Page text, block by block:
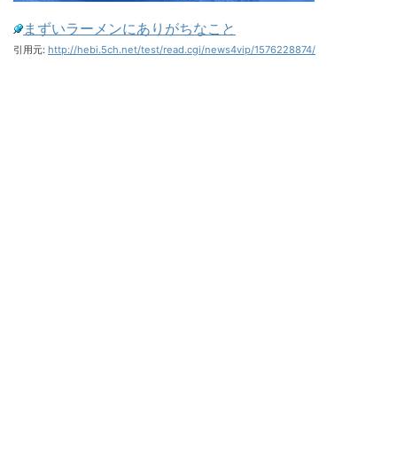
まずいラーメンにありがちなこと
引用元: http://hebi.5ch.net/test/read.cgi/news4vip/1576228874/